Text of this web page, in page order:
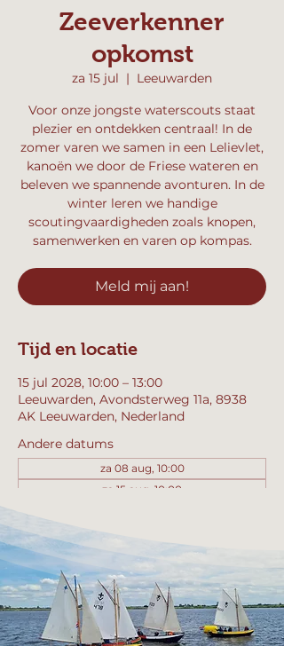
Zeeverkenner
opkomst
za 15 jul
  |
Leeuwarden
Voor onze jongste waterscouts staat
plezier en ontdekken centraal! In de
zomer varen we samen in een Lelievlet,
kanoën we door de Friese wateren en
beleven we spannende avonturen. In de
winter leren we handige
scoutingvaardigheden zoals knopen,
samenwerken en varen op kompas.
Meld mij aan!
Tijd en locatie
15 jul 2028, 10:00 – 13:00
Leeuwarden, Avondsterweg 11a, 8938
AK Leeuwarden, Nederland
Andere datums
za 08 aug, 10:00
za 15 aug, 10:00
Bekijk alle 358 datums
Meld mij aan!